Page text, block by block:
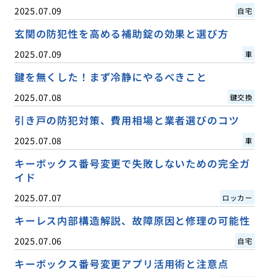
2025.07.09 自宅
玄関の防犯性を高める補助錠の効果と選び方
2025.07.09 車
鍵を無くした！まず冷静にやるべきこと
2025.07.08 鍵交換
引き戸の防犯対策、費用相場と業者選びのコツ
2025.07.08 車
キーボックス番号変更で失敗しないための完全ガ
イド
2025.07.07 ロッカー
キーレス内部構造解説、故障原因と修理の可能性
2025.07.06 自宅
キーボックス番号変更アプリ活用術と注意点